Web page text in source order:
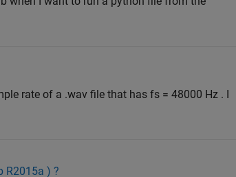
rate of a .wav file that has fs = 48000 Hz . I
R2015a ) ?